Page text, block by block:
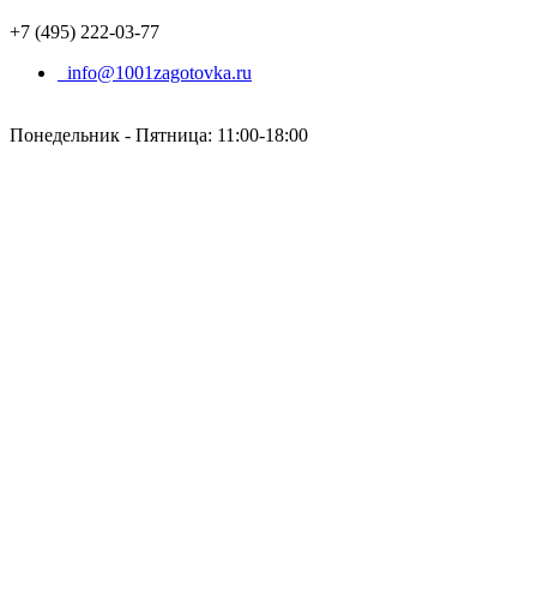
+7 (495) 222-03-77
info@1001zagotovka.ru
Понедельник - Пятница: 11:00-18:00